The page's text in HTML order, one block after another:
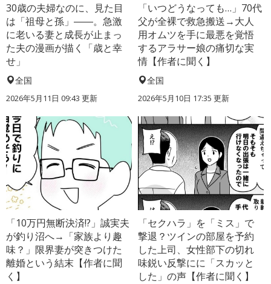
30歳の夫婦なのに、見た目
は「祖母と孫」――。急激
に老いる妻と成長が止まっ
た夫の漫画が描く「歳と幸
せ」
全国
2026年5月11日 09:43 更新
「いつどうなっても…」70代
父が全裸で救急搬送→大人
用オムツを手に最悪を覚悟
するアラサー娘の痛切な実
情【作者に聞く】
全国
2026年5月10日 17:35 更新
「10万円無断決済!?」誠実夫
が釣り沼へ→「家族より趣
味？」限界妻が突きつけた
離婚という結末【作者に聞
く】
「セクハラ」を「ミス」で
撃退？ツインの部屋を予約
した上司、女性部下の切れ
味鋭い反撃にに「スカッと
した」の声【作者に聞く】